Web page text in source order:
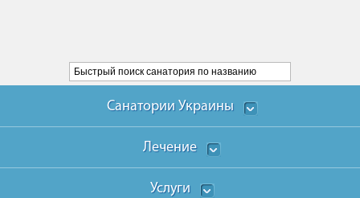
Санатории Украины
Лечение
Услуги